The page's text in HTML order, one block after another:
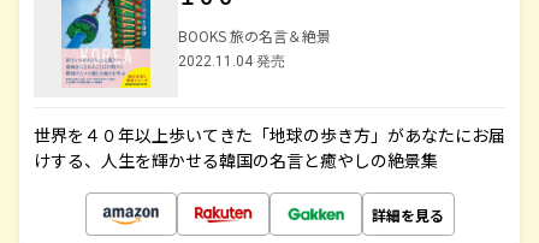
BOOKS 旅の名言＆絶景
2022.11.04 発売
世界を４０年以上歩いてきた「地球の歩き方」があなたにお届
けする、人生を輝かせる韓国の名言と癒やしの絶景集
詳細を見る